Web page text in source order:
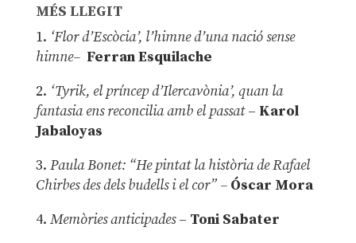
MÉS LLEGIT
1. ‘Flor d’Escòcia’, l’himne d’una nació sense
himne– Ferran Esquilache
2. ‘Tyrik, el príncep d’Ilercavònia’, quan la
fantasia ens reconcilia amb el passat– Karol
Jabaloyas
3. Paula Bonet: “He pintat la història de Rafael
Chirbes des dels budells i el cor” –Óscar Mora
4. Memòries anticipades– Toni Sabater